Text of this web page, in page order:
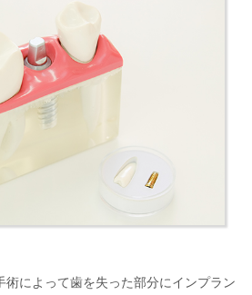
術によって歯を失った部分にインプラン